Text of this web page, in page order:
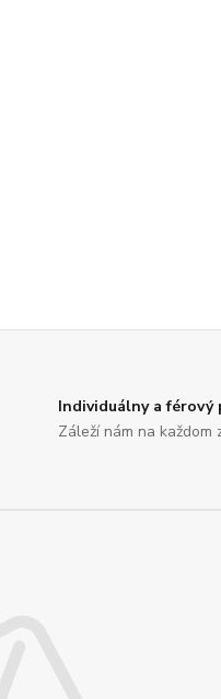
Individuálny a férový
Záleží nám na každom